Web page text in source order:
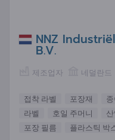
NNZ
B.V.
제조업자 네덜란드
접착 라벨 포장재
라벨
호일 주머니
포장 필름
플라스틱 박